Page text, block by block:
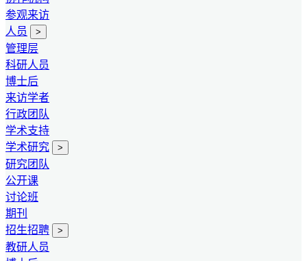
参观来访
人员
>
管理层
科研人员
博士后
来访学者
行政团队
学术支持
学术研究
>
研究团队
公开课
讨论班
期刊
招生招聘
>
教研人员